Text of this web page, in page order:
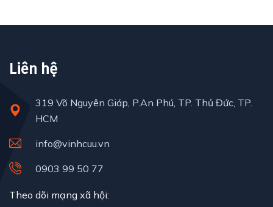
Liên hệ
319 Võ Nguyên Giáp, P.An Phú, TP. Thủ Đức, TP.
HCM
info@vinhcuu.vn
0903 99 50 77
Theo dõi mạng xã hội: